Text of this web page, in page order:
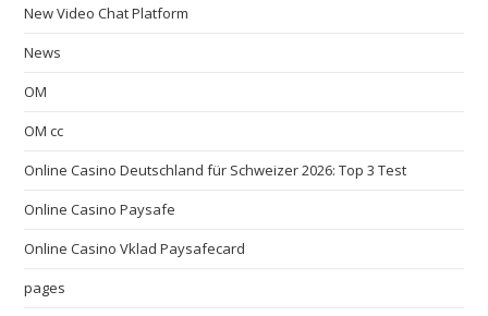
New Video Chat Platform
News
OM
OM cc
Online Casino Deutschland für Schweizer 2026: Top 3 Test
Online Casino Paysafe
Online Casino Vklad Paysafecard
pages